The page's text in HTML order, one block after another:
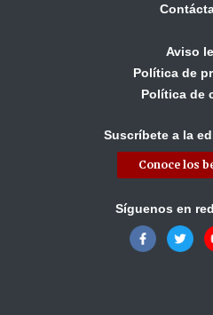
Aviso
Política de
Política de
Suscríbete a la
Conoce los
Síguenos en